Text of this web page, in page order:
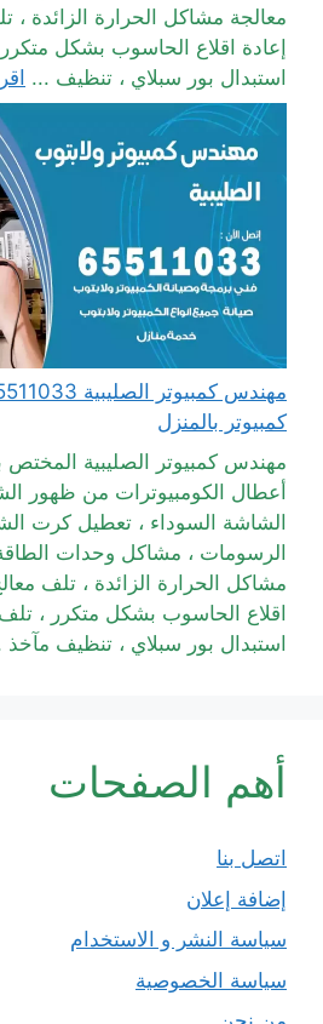
معالجة مشاكل الحرارة الزائدة ،
إعادة اقلاع الحاسوب بشكل متكرر
استبدال بور سبلاي ، تنظيف ...
كمبيوتر بالمنزل
مهندس كمبيوتر الصليبية المختص
أعطال الكومبيوترات من ظهور
الشاشة السوداء ، تعطيل كرت
الرسومات ، مشاكل وحدات الطاقة
مشاكل الحرارة الزائدة ، تلف
اقلاع الحاسوب بشكل متكرر ، تلف
استبدال بور سبلاي ، تنظيف مآخذ
أهم الصفحات
اتصل بنا
إضافة إعلان
سياسة النشر و الاستخدام
سياسة الخصوصية